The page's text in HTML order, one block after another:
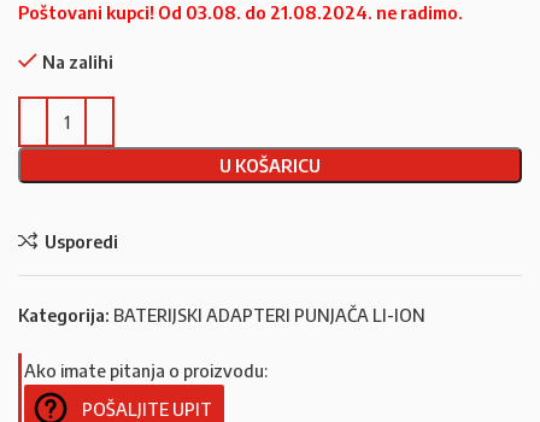
Poštovani kupci! Od 03.08. do 21.08.2024. ne radimo.
Na zalihi
U KOŠARICU
Usporedi
Kategorija: BATERIJSKI ADAPTERI PUNJAČA LI-ION
Ako imate pitanja o proizvodu:
POŠALJITE UPIT